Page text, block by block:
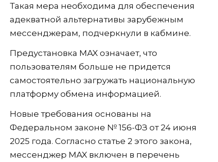
Такая мера необходима для обеспечения
адекватной альтернативы зарубежным
мессенджерам, подчеркнули в кабмине.
Предустановка MAX означает, что
пользователям больше не придется
самостоятельно загружать национальную
платформу обмена информацией.
Новые требования основаны на
Федеральном законе № 156-ФЗ от 24 июня
2025 года. Согласно статье 2 этого закона,
мессенджер MAX включен в перечень